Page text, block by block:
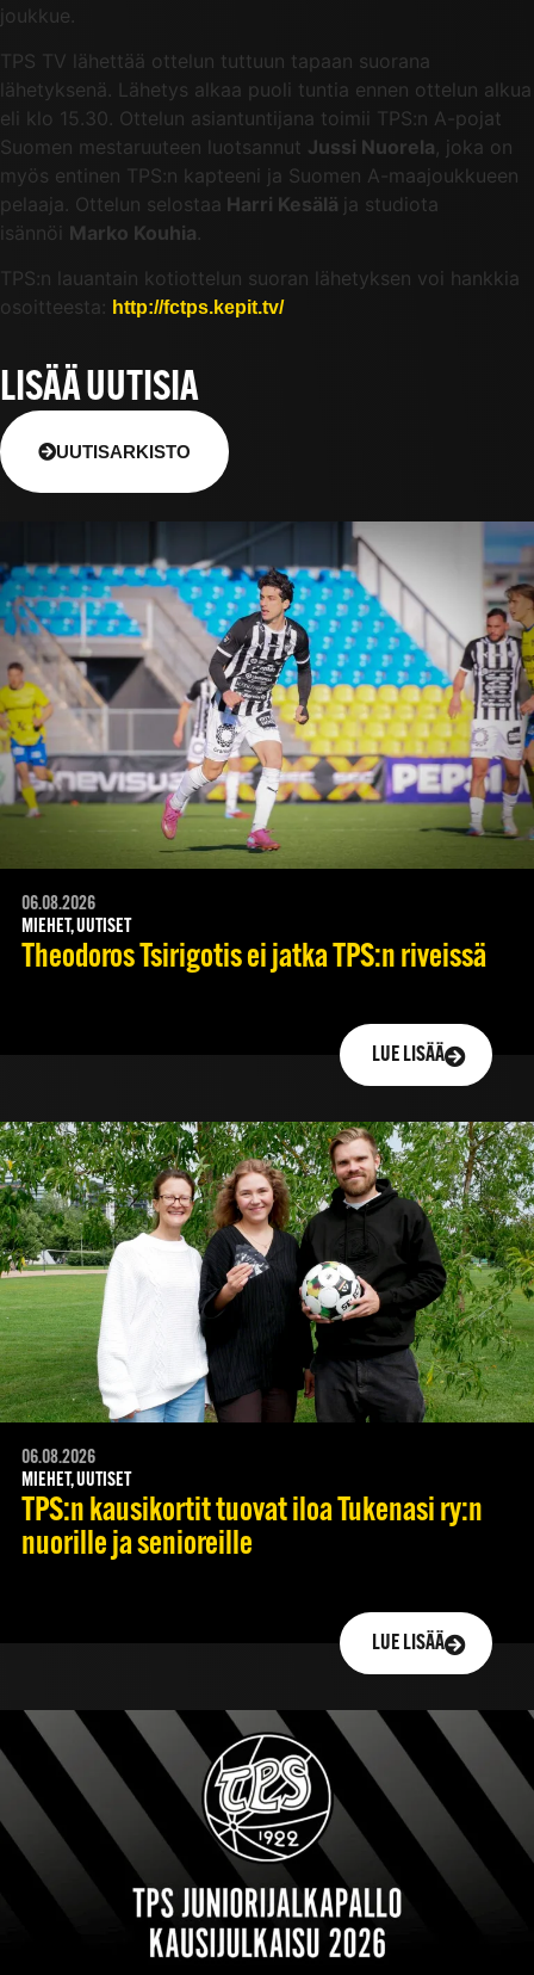
joukkue.
TPS TV lähettää ottelun tuttuun tapaan suorana
lähetyksenä. Lähetys alkaa puoli tuntia ennen ottelun alkua
eli klo 15.30. Ottelun asiantuntijana toimii TPS:n A-pojat
Suomen mestaruuteen luotsannut Jussi Nuorela , joka on
myös entinen TPS:n kapteeni ja Suomen A-maajoukkueen
pelaaja. Ottelun selostaa Harri Kesälä ja studiota
isännöi Marko Kouhia.
TPS:n lauantain kotiottelun suoran lähetyksen voi hankkia
osoitteesta: http://fctps.kepit.tv/
LISÄÄ UUTISIA
UUTISARKISTO
06.08.2026
MIEHET, UUTISET
Theodoros Tsirigotis ei jatka TPS:n riveissä
LUE LISÄÄ
06.08.2026
MIEHET, UUTISET
TPS:n kausikortit tuovat iloa Tukenasi ry:n
nuorille ja senioreille
LUE LISÄÄ